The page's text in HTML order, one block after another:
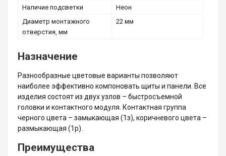
Наличие подсветки
Неон
Диаметр монтажного
отверстия, мм
22 мм
Назначение
Разнообразные цветовые варианты позволяют
наиболее эффективно компоновать щиты и панели. Все
изделия состоят из двух узлов – быстросъемной
головки и контактного модуля. Контактная группа
черного цвета – замыкающая (1з), коричневого цвета –
размыкающая (1р).
Преимущества